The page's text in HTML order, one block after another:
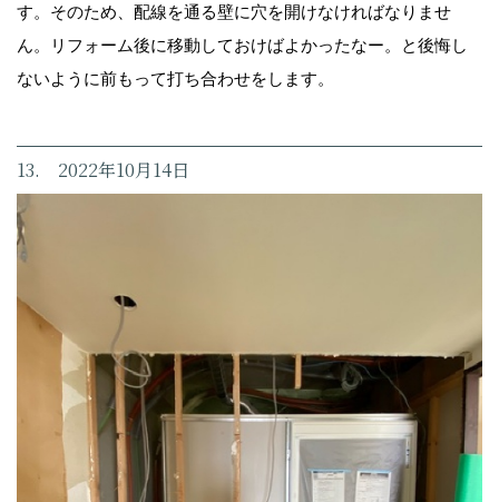
す。そのため、配線を通る壁に穴を開けなければなりませ
ん。リフォーム後に移動しておけばよかったなー。と後悔し
ないように前もって打ち合わせをします。
13. 2022年10月14日